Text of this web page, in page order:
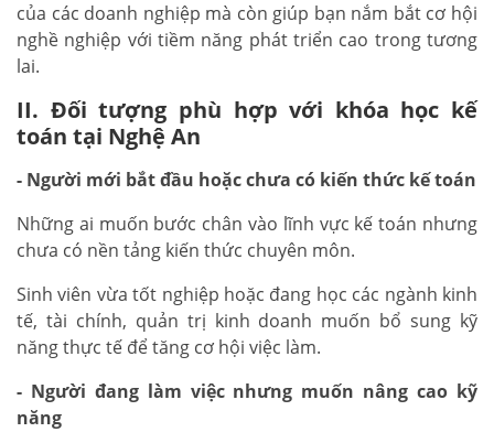
của các doanh nghiệp mà còn giúp bạn nắm bắt cơ hội
nghề nghiệp với tiềm năng phát triển cao trong tương
lai.
II. Đối tượng phù hợp với khóa học kế
toán tại Nghệ An
- Người mới bắt đầu hoặc chưa có kiến thức kế toán
Những ai muốn bước chân vào lĩnh vực kế toán nhưng
chưa có nền tảng kiến thức chuyên môn.
Sinh viên vừa tốt nghiệp hoặc đang học các ngành kinh
tế, tài chính, quản trị kinh doanh muốn bổ sung kỹ
năng thực tế để tăng cơ hội việc làm.
- Người đang làm việc nhưng muốn nâng cao kỹ
năng